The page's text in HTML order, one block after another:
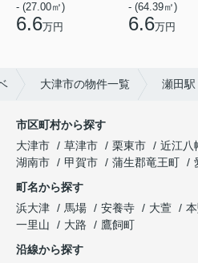
- (27.00㎡)
6.6万円
- (64.39㎡)
6.6万円
大津市の物件一覧 瀬田駅
市区町村から探す
大津市
草津市 栗東市 近江八
湖南市
甲賀市 蒲生郡竜王町
町名から探す
浜大津
馬場 安養寺 大萱
一里山
大路
鷹飼町
沿線から探す